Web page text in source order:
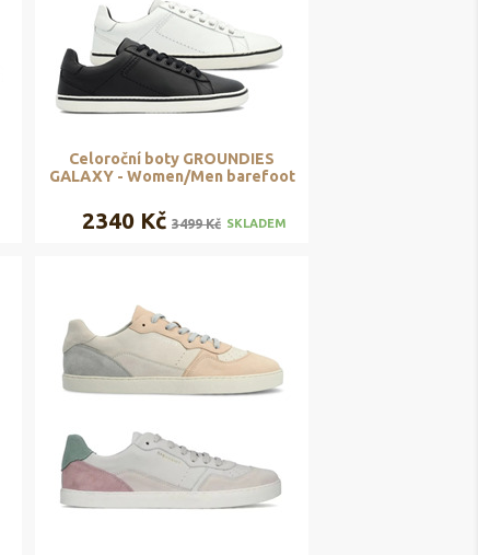
Celoroční boty GROUNDIES
GALAXY - Women/Men barefoot
2340 Kč 3499 Kč SKLADEM